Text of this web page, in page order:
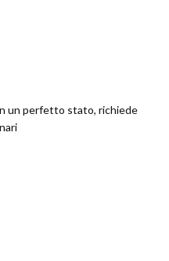
un perfetto stato, richiede